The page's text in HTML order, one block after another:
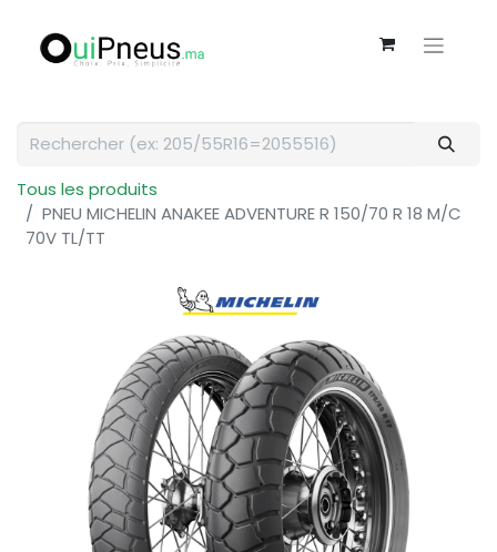
Tous les produits
PNEU MICHELIN ANAKEE ADVENTURE R 150/70 R 18 M/C
70V TL/TT